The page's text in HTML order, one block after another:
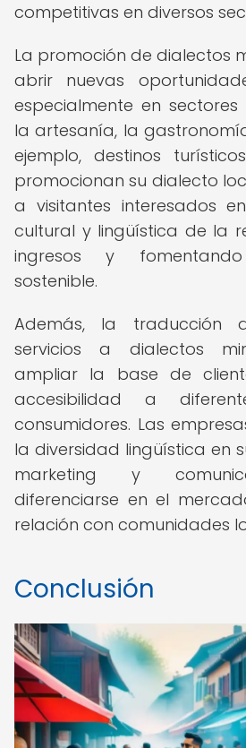
competitivas en diversos
La promoción de dialectos
abrir nuevas
especialmente en
la artesanía, la
ejemplo, destinos
promocionan su dialecto
a visitantes interesados
cultural y lingüística de la
ingresos y
sostenible.
Además, la traducción
servicios a dialectos
ampliar la base de
accesibilidad a
consumidores. Las
la diversidad lingüística en
marketing y
diferenciarse en el
relación con comunidades
Conclusión